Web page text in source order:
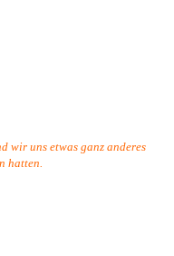
wir uns etwas ganz anderes
hatten.